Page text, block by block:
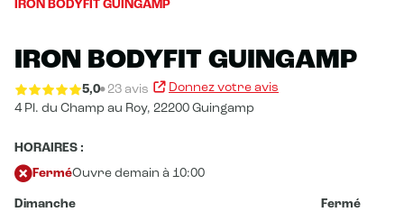
IRON BODYFIT GUINGAMP
IRON BODYFIT GUINGAMP
5,0 23 avis
Donnez votre avis
4 Pl. du Champ au Roy, 22200 Guingamp
HORAIRES :
FerméOuvre demain à 10:00
Dimanche
Fermé